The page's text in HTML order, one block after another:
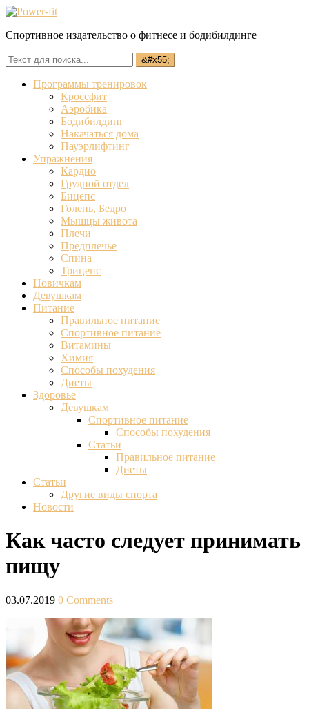
Спортивное издательство о фитнесе и бодибилдинге
Программы тренировок
Кроссфит
Аэробика
Бодибилдинг
Накачаться дома
Пауэрлифтинг
Упражнения
Кардио
Грудной отдел
Бицепс
Голень, Бедро
Мышцы живота
Плечи
Предплечье
Спина
Трицепс
Новичкам
Девушкам
Питание
Правильное питание
Спортивное питание
Витамины
Химия
Способы похудения
Диеты
Здоровье
Девушкам
Спортивное питание
Способы похудения
Статьи
Правильное питание
Диеты
Статьи
Другие виды спорта
Новости
Как часто следует принимать
пищу
03.07.2019 0 Comments